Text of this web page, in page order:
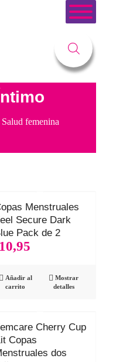
CUIDADO ÍNTIMO /
Salud femenina
Menstruales
Secure Dark
Pack de 2
Añadir al
carrito
Mostrar
detalles
Cherry Cup
Copas
dos